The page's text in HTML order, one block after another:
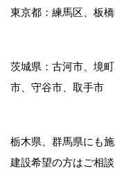
東京都：練馬区、板
茨城県：古河市、境
市、守谷市、取手市
栃木県、群馬県にも
建設希望の方はご相談